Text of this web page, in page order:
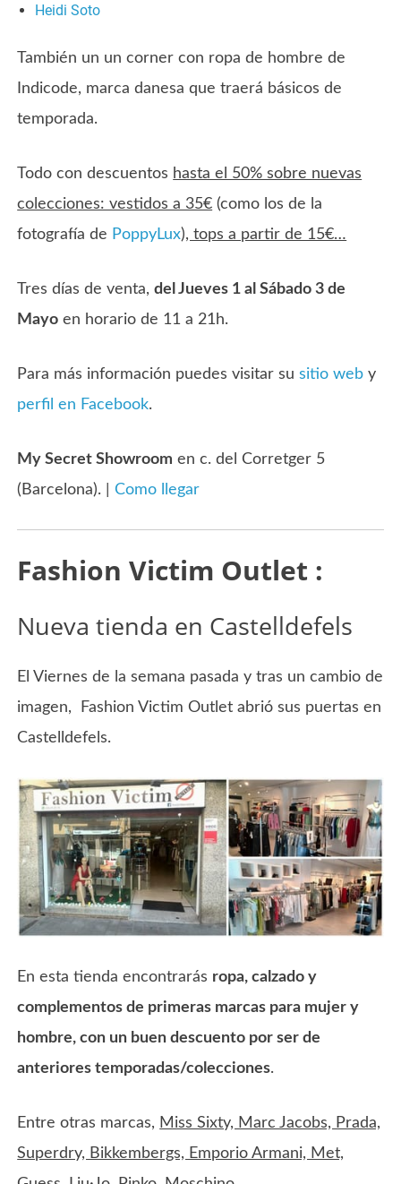
Heidi Soto
También un un corner con ropa de hombre de
Indicode, marca danesa que traerá básicos de
temporada.
Todo con descuentos hasta el 50% sobre nuevas
colecciones: vestidos a 35€ (como los de la
fotografía de PoppyLux), tops a partir de 15€…
Tres días de venta,del Jueves 1 al Sábado 3 de
Mayo en horario de 11 a 21h.
Para más información puedes visitar susitio web y
perfil en Facebook.
My Secret Showroom en c. del Corretger 5
(Barcelona). |Como llegar
Fashion Victim Outlet :
Nueva tienda en Castelldefels
El Viernes de la semana pasada y tras un cambio de
imagen, Fashion Victim Outlet abrió sus puertas en
Castelldefels.
En esta tienda encontrarás ropa, calzado y
complementos de primeras marcas para mujer y
hombre, con un buen descuento por ser de
anteriores temporadas/colecciones.
Entre otras marcas, Miss Sixty, Marc Jacobs, Prada,
Superdry, Bikkembergs, Emporio Armani, Met,